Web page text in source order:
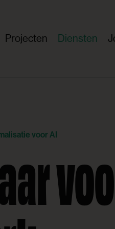
Projecten Diensten
voor AI